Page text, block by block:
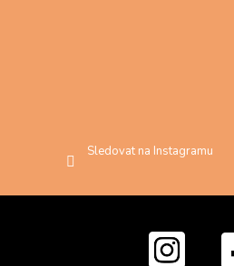
Sledovat na Instagramu